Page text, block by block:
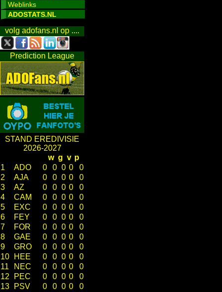
Weblinks
ADOSTATS.NL
volg adofans.nl op ....
Prediction League
STAND EREDIVISIE
2026-2027
w g v p
1
ADO 0 0 0 0
0
2
AJA 0 0 0 0
0
3
AZ 0 0 0 0
0
4
CAM 0 0 0 0
0
5
EXC 0 0 0 0
0
6
FEY 0 0 0 0
0
7
FOR 0 0 0 0
0
8
GAE 0 0 0 0
0
9
GRO 0 0 0 0
0
10
HEE 0 0 0 0
0
11
NEC 0 0 0 0
0
12
PEC 0 0 0 0
0
13
PSV 0 0 0 0
0